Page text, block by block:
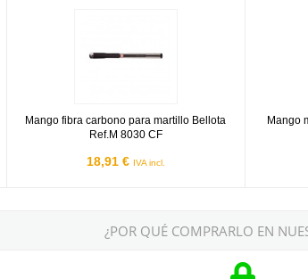
Mango fibra carbono para martillo Bellota
Ref.M 8030 CF
18,91 € IVA incl.
Mango
¿POR QUÉ COMPRARLO EN